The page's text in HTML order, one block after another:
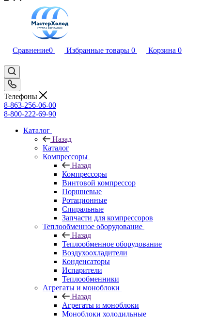
Сравнение0 Избранные товары 0 Корзина 0
Телефоны
8-863-256-06-00
8-800-222-69-90
Каталог
Назад
Каталог
Компрессоры
Назад
Компрессоры
Винтовой компрессор
Поршневые
Ротационные
Спиральные
Запчасти для компрессоров
Теплообменное оборудование
Назад
Теплообменное оборудование
Воздухоохладители
Конденсаторы
Испарители
Теплообменники
Агрегаты и моноблоки
Назад
Агрегаты и моноблоки
Моноблоки холодильные